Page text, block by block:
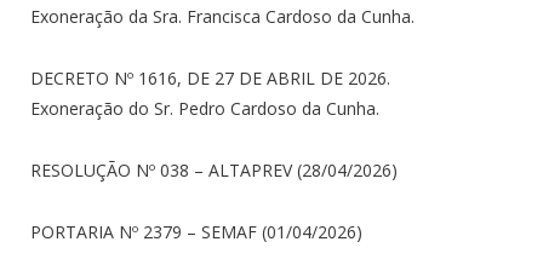
Exoneração da Sra. Francisca Cardoso da Cunha.
DECRETO Nº 1616, DE 27 DE ABRIL DE 2026.
Exoneração do Sr. Pedro Cardoso da Cunha.
RESOLUÇÃO Nº 038 – ALTAPREV (28/04/2026)
PORTARIA Nº 2379 – SEMAF (01/04/2026)